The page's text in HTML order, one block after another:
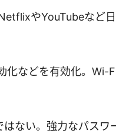
やYouTubeなど
化などを有効化。Wi-
ない。強力なパスワ